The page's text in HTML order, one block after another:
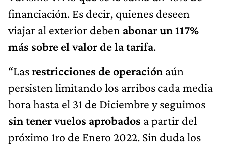
financiación. Es decir, quienes deseen
viajar al exterior deben abonar un 117%
más sobre el valor de la tarifa.
“Lasrestricciones de operación aún
persisten limitando los arribos cada media
hora hasta el 31 de Diciembre y seguimos
sin tener vuelos aprobados a partir del
próximo 1ro de Enero 2022. Sin duda los